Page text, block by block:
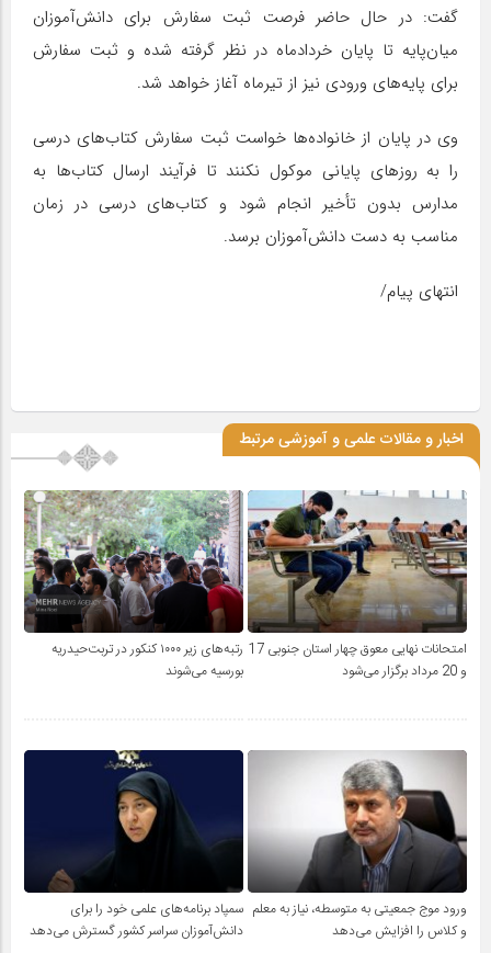
گفت: در حال حاضر فرصت ثبت سفارش برای دانش‌آموزان
میان‌پایه تا پایان خردادماه در نظر گرفته شده و ثبت سفارش
برای پایه‌های ورودی نیز از تیرماه آغاز خواهد شد.
وی در پایان از خانواده‌ها خواست ثبت سفارش کتاب‌های درسی
را به روزهای پایانی موکول نکنند تا فرآیند ارسال کتاب‌ها به
مدارس بدون تأخیر انجام شود و کتاب‌های درسی در زمان
مناسب به دست دانش‌آموزان برسد.
انتهای پیام/
اخبار و مقالات علمی و آموزشی مرتبط
امتحانات نهایی معوق چهار استان جنوبی 17
و 20 مرداد برگزار می‌شود
رتبه‌های زیر ۱۰۰۰ کنکور در تربت‌حیدریه
بورسیه می‌شوند
ورود موج جمعیتی به متوسطه، نیاز به معلم
و کلاس را افزایش می‌دهد
سمپاد برنامه‌های علمی خود را برای
دانش‌آموزان سراسر کشور گسترش می‌دهد